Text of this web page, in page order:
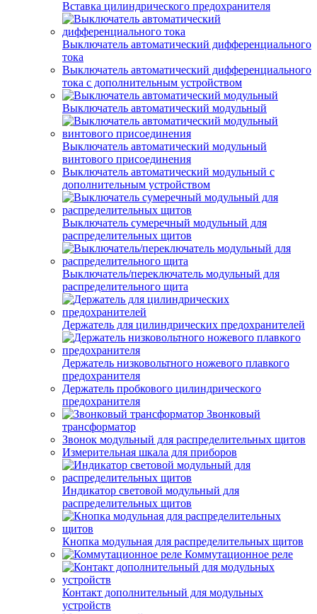
Вставка цилиндрического предохранителя
Выключатель автоматический дифференциального
тока
Выключатель автоматический дифференциального
тока с дополнительным устройством
Выключатель автоматический модульный
Выключатель автоматический модульный
винтового присоединения
Выключатель автоматический модульный с
дополнительным устройством
Выключатель сумеречный модульный для
распределительных щитов
Выключатель/переключатель модульный для
распределительного щита
Держатель для цилиндрических предохранителей
Держатель низковольтного ножевого плавкого
предохранителя
Держатель пробкового цилиндрического
предохранителя
Звонковый
трансформатор
Звонок модульный для распределительных щитов
Измерительная шкала для приборов
Индикатор световой модульный для
распределительных щитов
Кнопка модульная для распределительных щитов
Коммутационное реле
Контакт дополнительный для модульных
устройств